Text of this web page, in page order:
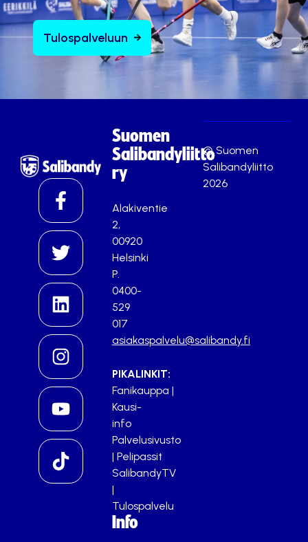
Tulospalveluun
Suomen
Salibandyliitto
ry
Alakiventie
2,
00920
Helsinki
P.
0400-
529
017
asiakaspalvelu@salibandy.fi
PIKALINKIT:
Fanikauppa |
Kausi-
info
Palvelusivusto
| Pelipassit
SalibandyTV
|
Tulospalvelu
Info
© Suomen
Salibandyliitto
2026